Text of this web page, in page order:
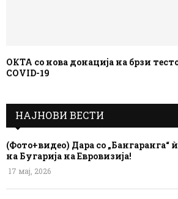
ОКТА со нова донација на брзи
COVID-19
НАЈНОВИ ВЕСТИ
(Фото+видео) Дара со „Бангаранга“
на Бугарија на Евровизија!
17 мај, 2026